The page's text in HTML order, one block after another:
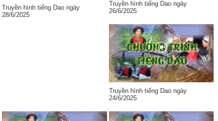
Truyền hình tiếng Dao ngày
28/6/2025
Truyền hình tiếng Dao ngày
26/6/2025
Truyền hình tiếng Dao ngày
24/6/2025